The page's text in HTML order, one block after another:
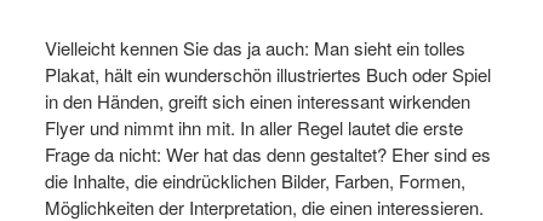
Vielleicht kennen Sie das ja auch: Man sieht ein tolles
Plakat, hält ein wunderschön illustriertes Buch oder Spiel
in den Händen, greift sich einen interessant wirkenden
Flyer und nimmt ihn mit. In aller Regel lautet die erste
Frage da nicht: Wer hat das denn gestaltet? Eher sind es
die Inhalte, die eindrücklichen Bilder, Farben, Formen,
Möglichkeiten der Interpretation, die einen interessieren.